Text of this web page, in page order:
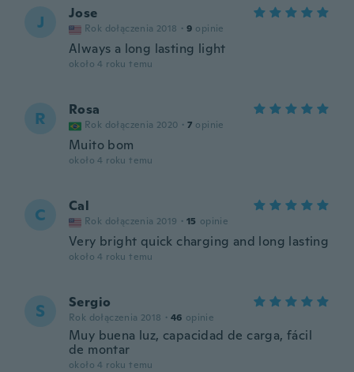
J Jose
Rok dołączenia 2018 · 9 opinie
Always a long lasting light
około 4 roku temu
R Rosa
Rok dołączenia 2020 · 7 opinie
Muito bom
około 4 roku temu
C Cal
Rok dołączenia 2019 · 15 opinie
Very bright quick charging and long lasting
około 4 roku temu
S Sergio
Rok dołączenia 2018 · 46 opinie
Muy buena luz, capacidad de carga, fácil
de montar
około 4 roku temu